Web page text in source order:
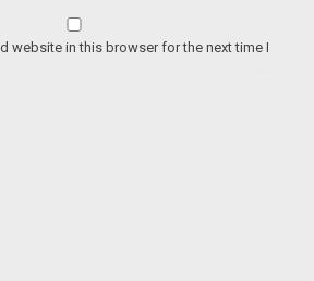
website in this browser for the next time I